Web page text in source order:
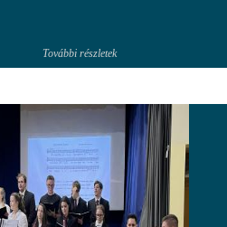
További részletek